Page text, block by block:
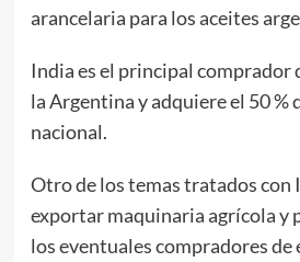
arancelaria para los aceites
India es el principal comprador
la Argentina y adquiere el 50 %
nacional.
Otro de los temas tratados con
exportar maquinaria agrícola y
los eventuales compradores de